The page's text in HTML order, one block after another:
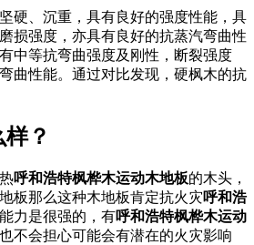
硬、沉重，具有良好的强度性能，具
损强度，亦具有良好的抗蒸汽弯曲性
中等抗弯曲强度及刚性，断裂强度
曲性能。通过对比发现，硬枫木的抗
？
呼和浩特枫桦木运动木地板的木头，
板那么这种木地板肯定抗火灾呼和浩
力是很强的，有呼和浩特枫桦木运动
不会担心可能会有潜在的火灾影响